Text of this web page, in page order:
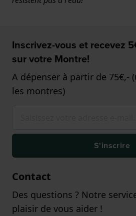
Inscrivez-vous et recevez
sur votre Montre!
A dépenser à partir de 75€,-
les montres)
S'inscrire
Contact
Des questions ? Notre
plaisir de vous aider !